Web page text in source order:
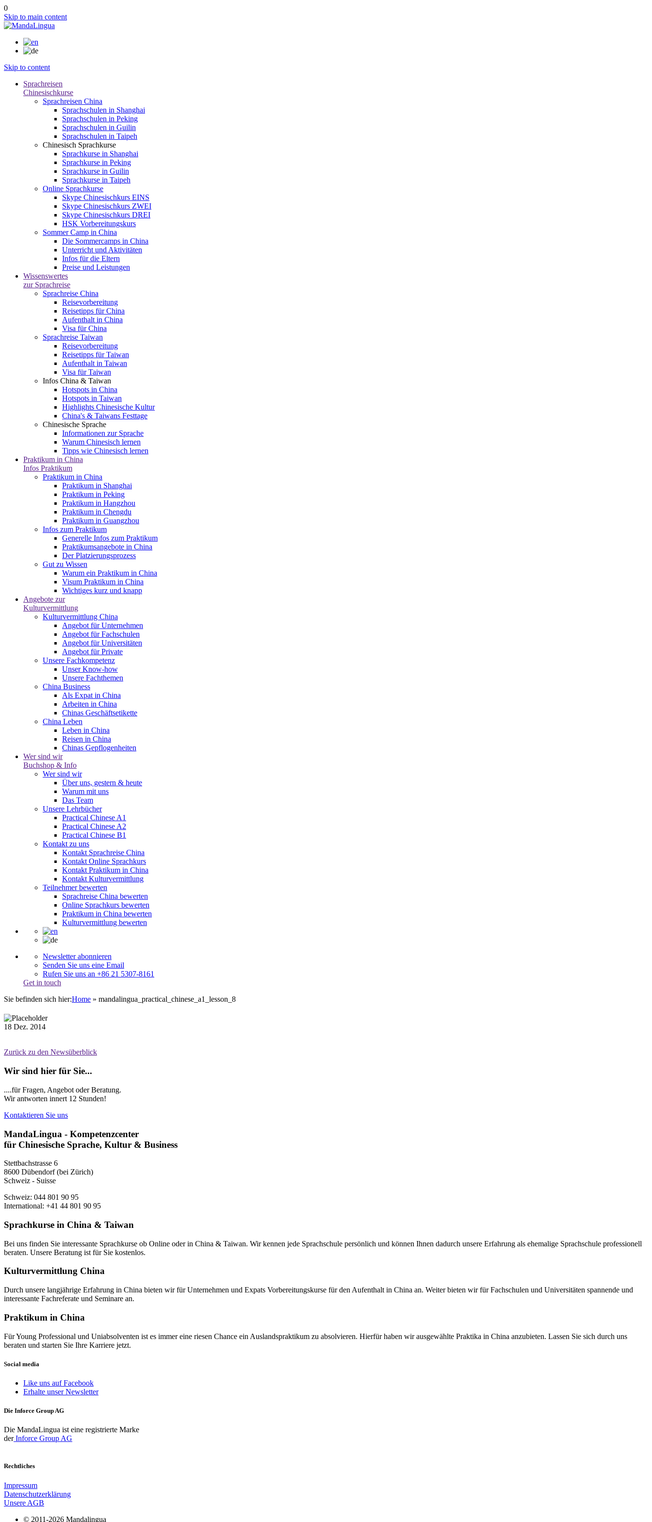
0
Skip to main content
Skip to content
Sprachreisen
Chinesischkurse
Sprachreisen China
Sprachschulen in Shanghai
Sprachschulen in Peking
Sprachschulen in Guilin
Sprachschulen in Taipeh
Chinesisch Sprachkurse
Sprachkurse in Shanghai
Sprachkurse in Peking
Sprachkurse in Guilin
Sprachkurse in Taipeh
Online Sprachkurse
Skype Chinesischkurs EINS
Skype Chinesischkurs ZWEI
Skype Chinesischkurs DREI
HSK Vorbereitungskurs
Sommer Camp in China
Die Sommercamps in China
Unterricht und Aktivitäten
Infos für die Eltern
Preise und Leistungen
Wissenswertes
zur Sprachreise
Sprachreise China
Reisevorbereitung
Reisetipps für China
Aufenthalt in China
Visa für China
Sprachreise Taiwan
Reisevorbereitung
Reisetipps für Taiwan
Aufenthalt in Taiwan
Visa für Taiwan
Infos China & Taiwan
Hotspots in China
Hotspots in Taiwan
Highlights Chinesische Kultur
China's & Taiwans Festtage
Chinesische Sprache
Informationen zur Sprache
Warum Chinesisch lernen
Tipps wie Chinesisch lernen
Praktikum in China
Infos Praktikum
Praktikum in China
Praktikum in Shanghai
Praktikum in Peking
Praktikum in Hangzhou
Praktikum in Chengdu
Praktikum in Guangzhou
Infos zum Praktikum
Generelle Infos zum Praktikum
Praktikumsangebote in China
Der Platzierungsprozess
Gut zu Wissen
Warum ein Praktikum in China
Visum Praktikum in China
Wichtiges kurz und knapp
Angebote zur
Kulturvermittlung
Kulturvermittlung China
Angebot für Unternehmen
Angebot für Fachschulen
Angebot für Universitäten
Angebot für Private
Unsere Fachkompetenz
Unser Know-how
Unsere Fachthemen
China Business
Als Expat in China
Arbeiten in China
Chinas Geschäftsetikette
China Leben
Leben in China
Reisen in China
Chinas Gepflogenheiten
Wer sind wir
Buchshop & Info
Wer sind wir
Über uns, gestern & heute
Warum mit uns
Das Team
Unsere Lehrbücher
Practical Chinese A1
Practical Chinese A2
Practical Chinese B1
Kontakt zu uns
Kontakt Sprachreise China
Kontakt Online Sprachkurs
Kontakt Praktikum in China
Kontakt Kulturvermittlung
Teilnehmer bewerten
Sprachreise China bewerten
Online Sprachkurs bewerten
Praktikum in China bewerten
Kulturvermittlung bewerten
Newsletter abonnieren
Senden Sie uns eine Email
Rufen Sie uns an +86 21 5307-8161
Get in touch
Sie befinden sich hier:Home » mandalingua_practical_chinese_a1_lesson_8
18 Dez. 2014
Zurück zu den Newsüberblick
Wir sind hier für Sie...
....für Fragen, Angebot oder Beratung.
Wir antworten innert 12 Stunden!
Kontaktieren Sie uns
MandaLingua - Kompetenzcenter
für Chinesische Sprache, Kultur & Business
Stettbachstrasse 6
8600 Dübendorf (bei Zürich)
Schweiz - Suisse
Schweiz: 044 801 90 95
International: +41 44 801 90 95
Sprachkurse in China & Taiwan
Bei uns finden Sie interessante Sprachkurse ob Online oder in China & Taiwan. Wir kennen jede Sprachschule persönlich und können Ihnen dadurch unsere Erfahrung als ehemalige Sprachschule professionell
beraten. Unsere Beratung ist für Sie kostenlos.
Kulturvermittlung China
Durch unsere langjährige Erfahrung in China bieten wir für Unternehmen und Expats Vorbereitungskurse für den Aufenthalt in China an. Weiter bieten wir für Fachschulen und Universitäten spannende und
interessante Fachreferate und Seminare an.
Praktikum in China
Für Young Professional und Uniabsolventen ist es immer eine riesen Chance ein Auslandspraktikum zu absolvieren. Hierfür haben wir ausgewählte Praktika in China anzubieten. Lassen Sie sich durch uns
beraten und starten Sie Ihre Karriere jetzt.
Social media
Like uns auf Facebook
Erhalte unser Newsletter
Die Inforce Group AG
Die MandaLingua ist eine registrierte Marke
derInforce Group AG
Rechtliches
Impressum
Datenschutzerklärung
Unsere AGB
© 2011-2026 Mandalingua